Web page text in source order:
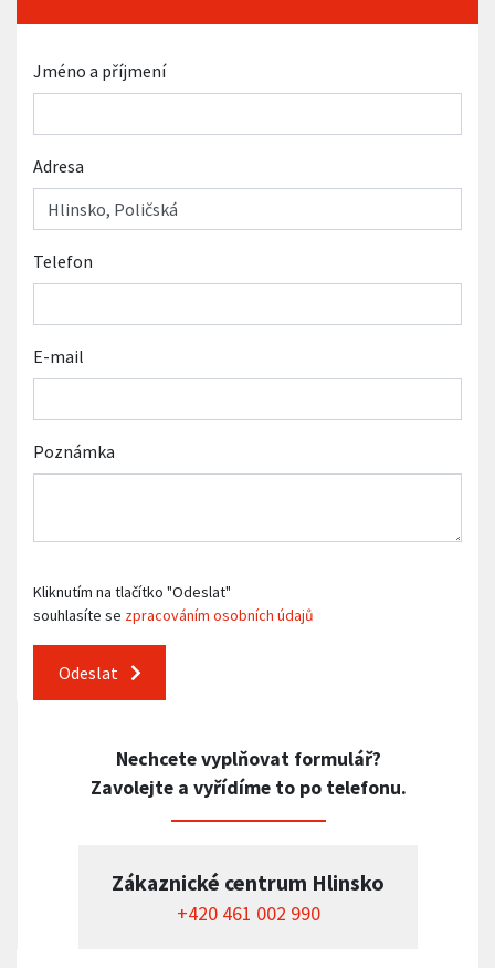
Jméno a příjmení
Adresa
Telefon
E-mail
Poznámka
Kliknutím na tlačítko "Odeslat"
souhlasíte se zpracováním osobních údajů
Odeslat
Nechcete vyplňovat formulář?
Zavolejte a vyřídíme to po telefonu.
Zákaznické centrum Hlinsko
+420 461 002 990